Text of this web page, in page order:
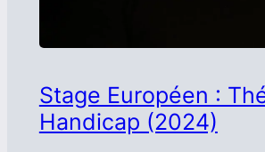
Stage Européen :
Handicap (2024)